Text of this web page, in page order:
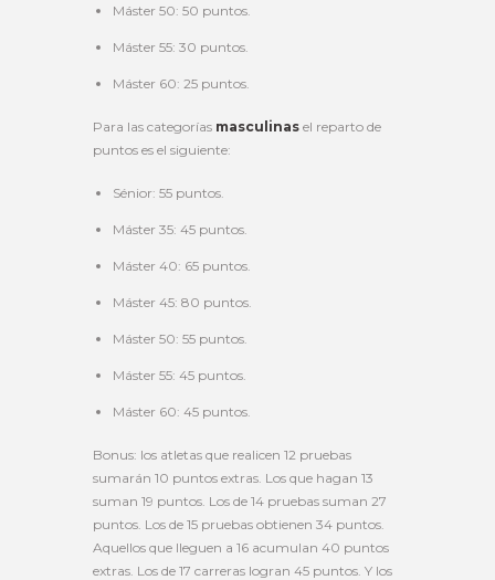
Máster 50: 50 puntos.
Máster 55: 30 puntos.
Máster 60: 25 puntos.
Para las categorías masculinas el reparto de
puntos es el siguiente:
Sénior: 55 puntos.
Máster 35: 45 puntos.
Máster 40: 65 puntos.
Máster 45: 80 puntos.
Máster 50: 55 puntos.
Máster 55: 45 puntos.
Máster 60: 45 puntos.
Bonus: los atletas que realicen 12 pruebas
sumarán 10 puntos extras. Los que hagan 13
suman 19 puntos. Los de 14 pruebas suman 27
puntos. Los de 15 pruebas obtienen 34 puntos.
Aquellos que lleguen a 16 acumulan 40 puntos
extras. Los de 17 carreras logran 45 puntos. Y los